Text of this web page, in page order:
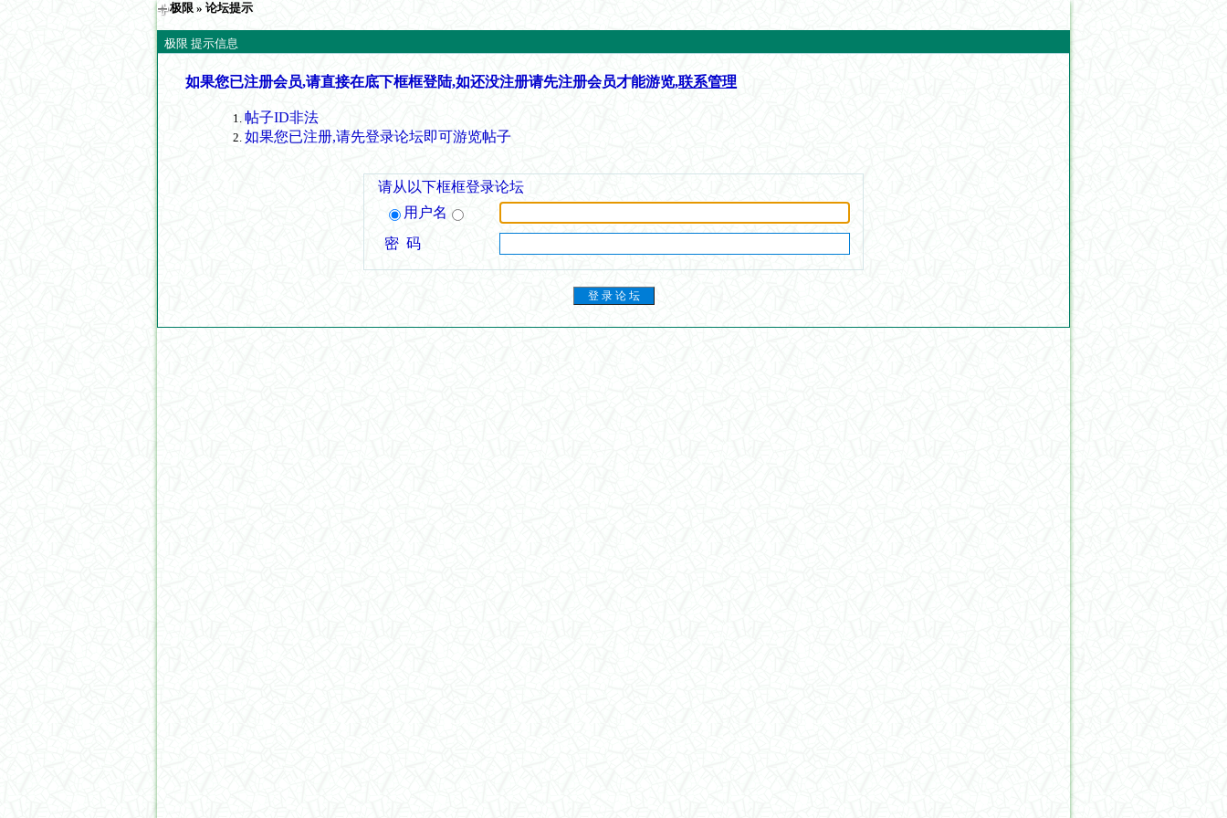
极限 » 论坛提示
极限 提示信息
如果您已注册会员,请直接在底下框框登陆,如还没注册请先注册会员才能游览,联系管理
帖子ID非法
如果您已注册,请先登录论坛即可游览帖子
请从以下框框登录论坛
用户名
密 码